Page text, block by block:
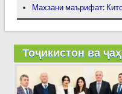
Махзани маърифат:
Тоҷикистон ва